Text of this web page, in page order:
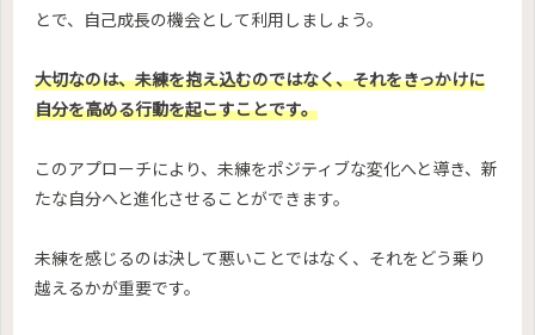
とで、自己成長の機会として利用しましょう。
大切なのは、未練を抱え込むのではなく、それをきっかけに
自分を高める行動を起こすことです。
このアプローチにより、未練をポジティブな変化へと導き、新
たな自分へと進化させることができます。
未練を感じるのは決して悪いことではなく、それをどう乗り
越えるかが重要です。